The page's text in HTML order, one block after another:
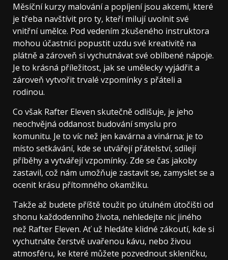
Měsíční kurzy malování a popíjení jsou akcemi, které
je třeba navštívit pro ty, kteří milují uvolnit své
vnitřní umělce. Pod vedením zkušeného instruktora
mohou účastníci popustit uzdu své kreativitě na
plátně a zároveň si vychutnávat své oblíbené nápoje.
Je to krásná příležitost, jak se umělecky vyjádřit a
zároveň vytvořit trvalé vzpomínky s přáteli a
rodinou.
Co však Rafter Eleven skutečně odlišuje, je jeho
neochvějná oddanost budování smyslu pro
komunitu. Je to víc než jen kavárna a vinárna; je to
místo setkávání, kde se utvářejí přátelství, sdílejí
příběhy a vytvářejí vzpomínky. Zde se čas jakoby
zastavil, což nám umožňuje zastavit se, zamyslet se a
ocenit krásu přítomného okamžiku.
Takže až budete příště toužit po útulném útočišti od
shonu každodenního života, nehledejte nic jiného
než Rafter Eleven. Ať už hledáte klidné zákoutí, kde si
vychutnáte čerstvě uvařenou kávu, nebo živou
atmosféru, ke které můžete pozvednout skleničku,